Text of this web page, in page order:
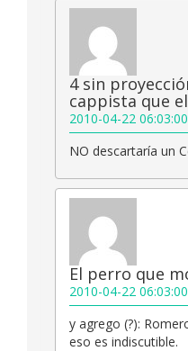
4 sin
cappista que
2010-04-22 06:03:00
NO descartaría un
El perro que
2010-04-22 06:03:00
y agrego (?):
eso es indiscutible.